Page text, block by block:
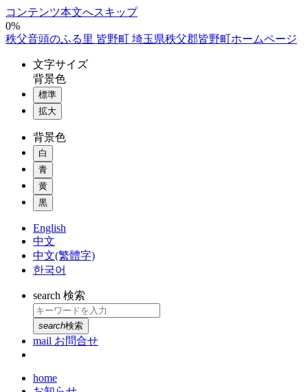
コンテンツ本文へスキップ
0%
秩父音頭のふる里 皆野町 埼玉県秩父郡皆野町ホームページ
文字サイズ
背景色
標準
拡大
背景色
白
青
黄
黒
English
中文
中文(繁體字)
한국어
search 検索
search検索
mail お問合せ
home